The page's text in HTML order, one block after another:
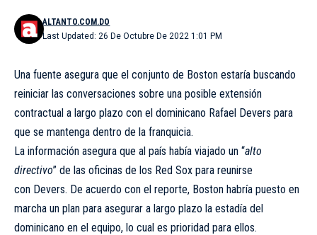
Last Updated: 26 De Octubre De 2022 1:01 PM
ALTANTO.COM.DO
Una fuente asegura que el conjunto de Boston estaría buscando
reiniciar las conversaciones sobre una posible extensión
contractual a largo plazo con el dominicano Rafael Devers para
que se mantenga dentro de la franquicia.
La información asegura que al país había viajado un “alto
directivo” de las oficinas de los Red Sox para reunirse
con Devers. De acuerdo con el reporte, Boston habría puesto en
marcha un plan para asegurar a largo plazo la estadía del
dominicano en el equipo, lo cual es prioridad para ellos.